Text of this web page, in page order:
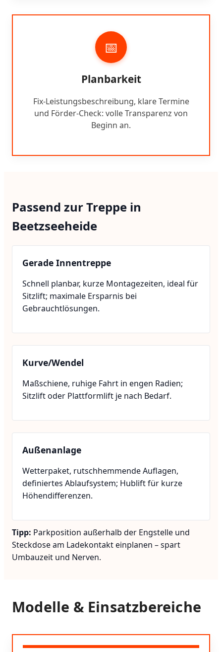
📅
Planbarkeit
Fix-Leistungsbeschreibung, klare Termine
und Förder-Check: volle Transparenz von
Beginn an.
Passend zur Treppe in
Beetzseeheide
Gerade Innentreppe
Schnell planbar, kurze Montagezeiten, ideal für
Sitzlift; maximale Ersparnis bei
Gebrauchtlösungen.
Kurve/Wendel
Maßschiene, ruhige Fahrt in engen Radien;
Sitzlift oder Plattformlift je nach Bedarf.
Außenanlage
Wetterpaket, rutschhemmende Auflagen,
definiertes Ablaufsystem; Hublift für kurze
Höhendifferenzen.
Tipp: Parkposition außerhalb der Engstelle und
Steckdose am Ladekontakt einplanen – spart
Umbauzeit und Nerven.
Modelle & Einsatzbereiche